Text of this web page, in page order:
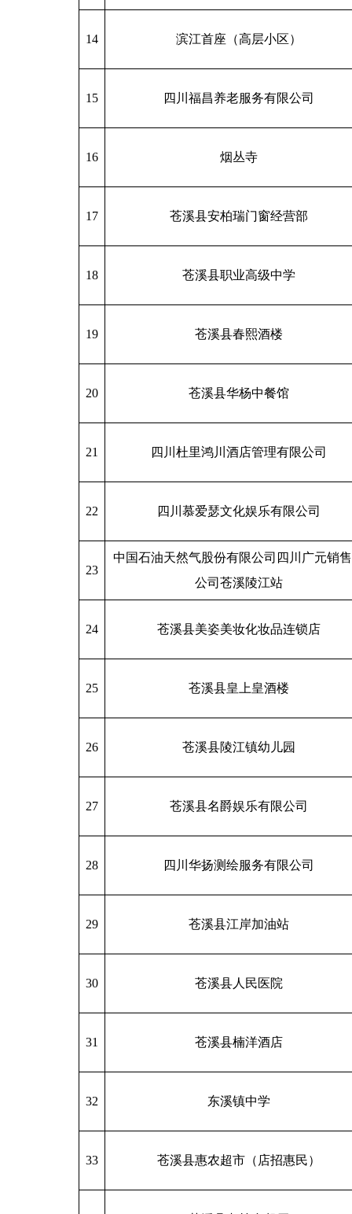
14 滨江首座（高层小区）
15 四川福昌养老服务有限公司
16 烟丛寺
17 苍溪县安柏瑞门窗经营部
18 苍溪县职业高级中学
19 苍溪县春熙酒楼
20 苍溪县华杨中餐馆
21 四川杜里鸿川酒店管理有限公司
22 四川慕爱瑟文化娱乐有限公司
23
中国石油天然气股份有限公司四川广元销
公司苍溪陵江站
24 苍溪县美姿美妆化妆品连锁店
25 苍溪县皇上皇酒楼
26 苍溪县陵江镇幼儿园
27 苍溪县名爵娱乐有限公司
28 四川华扬测绘服务有限公司
29 苍溪县江岸加油站
30 苍溪县人民医院
31 苍溪县楠洋酒店
32 东溪镇中学
33 苍溪县惠农超市（店招惠民）